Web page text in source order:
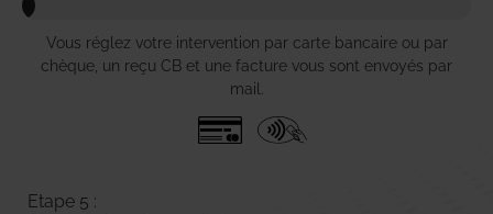
Vous réglez votre intervention par carte bancaire ou par
chèque, un reçu CB et une facture vous sont envoyés par
mail.
Etape 5 :